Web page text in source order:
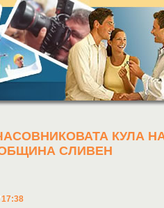
КУЛА
СЛИВЕН
17:38